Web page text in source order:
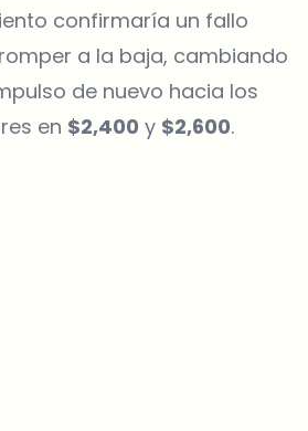
confirmaría un fallo
a la baja, cambiando
de nuevo hacia los
en $2,400 y $2,600.